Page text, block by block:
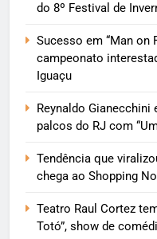
do 8º Festival de
Sucesso em “Man on
campeonato
Iguaçu
Reynaldo
palcos do RJ com
Tendência que
chega ao Shopping
Teatro Raul Cortez
Totó”, show de